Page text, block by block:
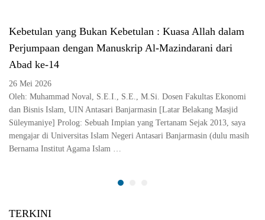
Kebetulan yang Bukan Kebetulan : Kuasa Allah dalam
Perjumpaan dengan Manuskrip Al-Mazindarani dari
Abad ke-14
26 Mei 2026
Oleh: Muhammad Noval, S.E.I., S.E., M.Si. Dosen Fakultas Ekonomi
dan Bisnis Islam, UIN Antasari Banjarmasin [Latar Belakang Masjid
Süleymaniye] Prolog: Sebuah Impian yang Tertanam Sejak 2013, saya
mengajar di Universitas Islam Negeri Antasari Banjarmasin (dulu masih
Bernama Institut Agama Islam …
TERKINI